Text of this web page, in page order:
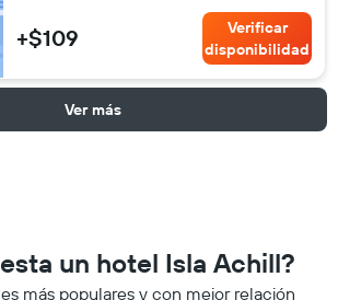
+$109
Verificar
disponibilidad
Ver más
un hotel Isla Achill?
más populares y con mejor relación